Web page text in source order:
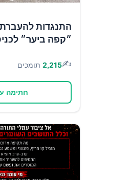
התנגדות
״קפה ביער״
✍️
2,215 תומכים
חתימה